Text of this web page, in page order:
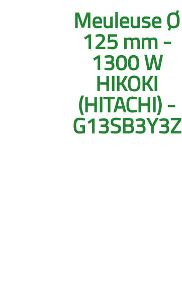
Meuleuse Ø
125 mm -
1300 W
HIKOKI
(HITACHI) -
G13SB3Y3Z